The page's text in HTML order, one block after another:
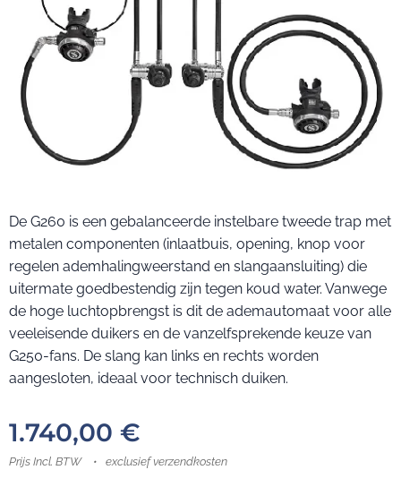
De G260 is een gebalanceerde instelbare tweede trap met
metalen componenten (inlaatbuis, opening, knop voor
regelen ademhalingweerstand en slangaansluiting) die
uitermate goedbestendig zijn tegen koud water. Vanwege
de hoge luchtopbrengst is dit de ademautomaat voor alle
veeleisende duikers en de vanzelfsprekende keuze van
G250-fans. De slang kan links en rechts worden
aangesloten, ideaal voor technisch duiken.
1.740,00 €
Prijs Incl. BTW exclusief verzendkosten